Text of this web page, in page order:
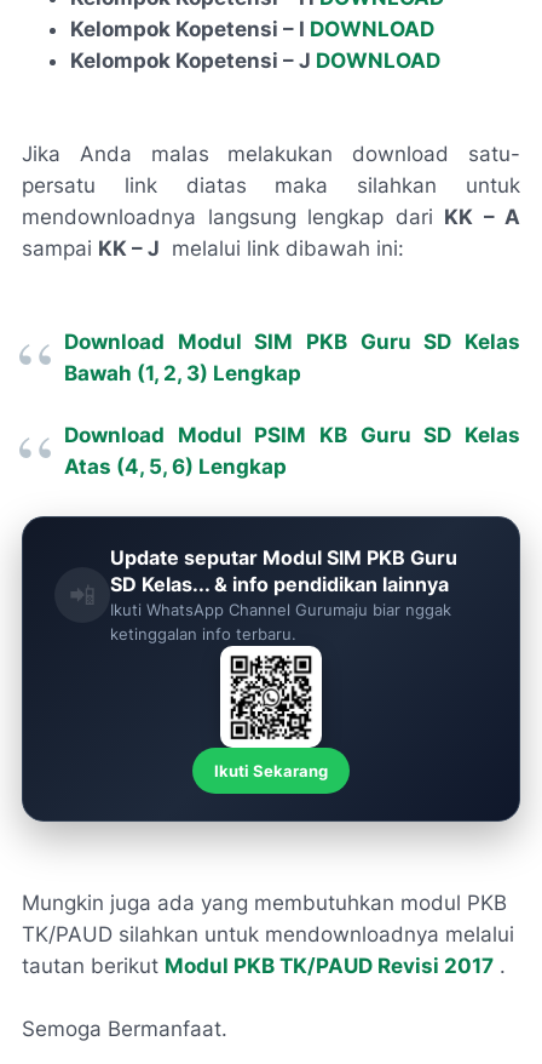
Kelompok Kopetensi – I DOWNLOAD
Kelompok Kopetensi – J DOWNLOAD
Jika Anda malas melakukan download satu-
persatu link diatas maka silahkan untuk
mendownloadnya langsung lengkap dari KK – A
sampai KK – J melalui link dibawah ini:
Download Modul SIM PKB Guru SD Kelas
Bawah (1, 2, 3) Lengkap
Download Modul PSIM KB Guru SD Kelas
Atas (4, 5, 6) Lengkap
📲
Update seputar Modul SIM PKB Guru
SD Kelas... & info pendidikan lainnya
Ikuti WhatsApp Channel Gurumaju biar nggak
ketinggalan info terbaru.
Ikuti Sekarang
Mungkin juga ada yang membutuhkan modul PKB
TK/PAUD silahkan untuk mendownloadnya melalui
tautan berikut Modul PKB TK/PAUD Revisi 2017 .
Semoga Bermanfaat.